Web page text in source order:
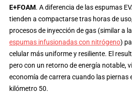
E+FOAM. A diferencia de las espumas
tienden a compactarse tras horas de
procesos de inyección de gas (similar a
espumas infusionadas con nitrógeno)
celular más uniforme y resiliente. El
pero con un retorno de energía notable,
economía de carrera cuando las piernas
kilómetro 50.